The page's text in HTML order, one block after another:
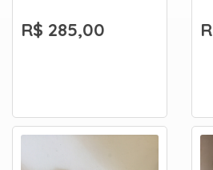
R$ 285,00